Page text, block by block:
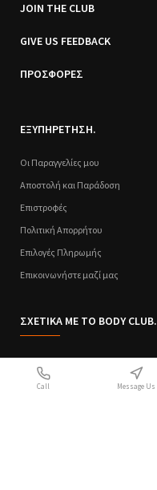
JOIN THE CLUB
GIVE US FEEDBACK
ΠΡΟΣΦΟΡΕΣ
ΕΞΥΠΗΡΕΤΗΣΗ.
Οι Παραγγελίες μου
Αποστολή και Παράδοση
Επιστροφές
Πολιτική Απορρήτου
Επιλογές Πληρωμής
Επικοινωνήστε μαζί μας
ΣΧΕΤΙΚΑ ΜΕ ΤΟ BODY CLUB.
Call Message Us